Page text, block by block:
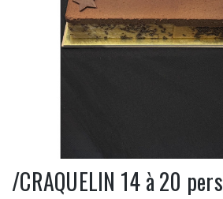
/CRAQUELIN 14 à 20 pers